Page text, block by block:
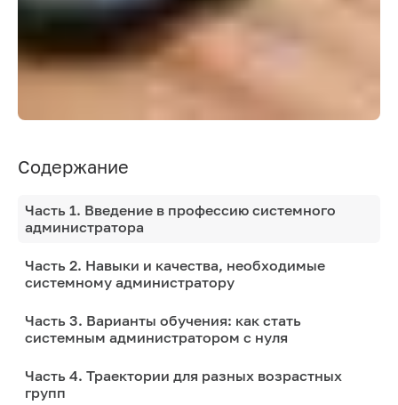
Содержание
Часть 1. Введение в профессию системного
администратора
Часть 2. Навыки и качества, необходимые
системному администратору
Часть 3. Варианты обучения: как стать
системным администратором с нуля
Часть 4. Траектории для разных возрастных
групп